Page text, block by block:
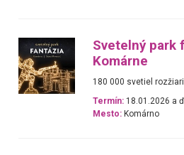
Svetelný park
Komárne
180 000 svetiel
Termín: 18.01.2026 a
Mesto: Komárno